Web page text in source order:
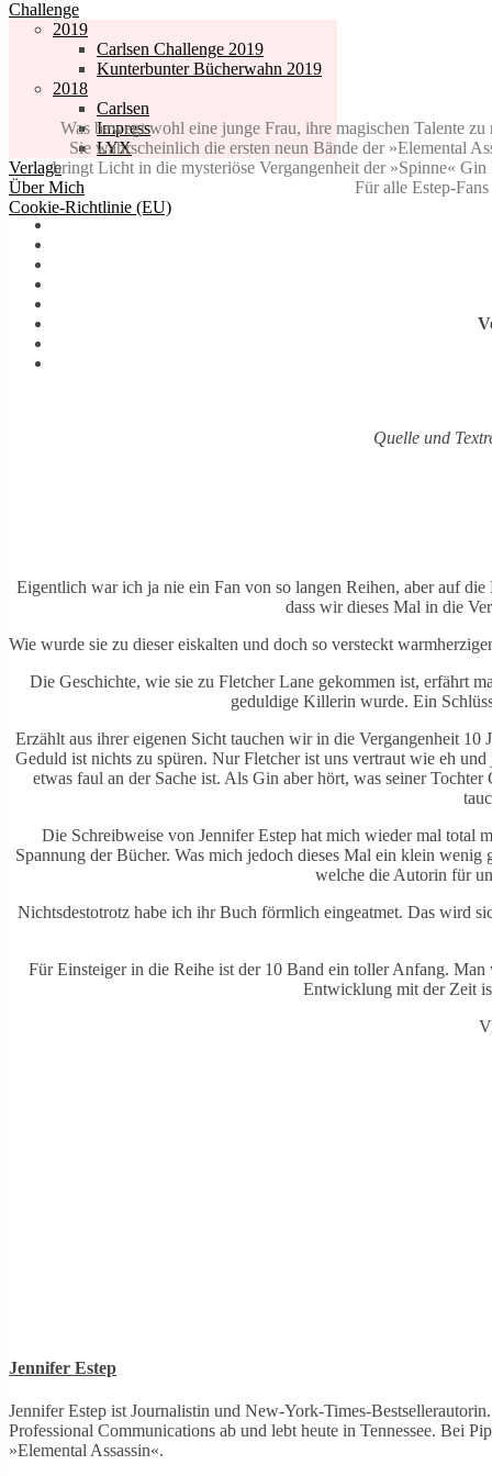
Challenge
2019
Carlsen Challenge 2019
Kunterbunter Bücherwahn 2019
2018
Carlsen
Impress
LYX
Verlage
Über Mich
Cookie-Richtlinie (EU)
Was bewegt wohl eine junge Frau, ihre magischen Talente
Sie wahrscheinlich die ersten neun Bände der »Elemental
bringt Licht in die mysteriöse Vergangenheit der »Spinne«
Für alle Estep-
Quelle und
Eigentlich war ich ja nie ein Fan von so langen Reihen, aber auf
dass wir dieses Mal in die
Wie wurde sie zu dieser eiskalten und doch so versteckt
Die Geschichte, wie sie zu Fletcher Lane gekommen ist, erfährt
geduldige Killerin wurde. Ein
Erzählt aus ihrer eigenen Sicht tauchen wir in die Vergangenheit
Geduld ist nichts zu spüren. Nur Fletcher ist uns vertraut wie eh
etwas faul an der Sache ist. Als Gin aber hört, was seiner
Die Schreibweise von Jennifer Estep hat mich wieder mal total
Spannung der Bücher. Was mich jedoch dieses Mal ein klein
welche die Autorin für
Nichtsdestotrotz habe ich ihr Buch förmlich eingeatmet. Das wird
Für Einsteiger in die Reihe ist der 10 Band ein toller Anfang.
Entwicklung mit der Zeit
Jennifer Estep
Jennifer Estep ist Journalistin und New-York-Times-
Professional Communications ab und lebt heute in Tennessee. Bei
»Elemental Assassin«.